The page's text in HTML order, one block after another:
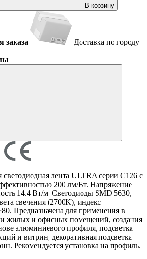
В корзину
заказа
Доставка по городу
лента ULTRA серии C126 с
200 лм/Вт. Напряжение
14.4 Вт/м. Светодиоды SMD 5630,
свечения (2700K), индекс
Предназначена для применения в
жилых и офисных помещений, создания
алюминиевого профиля, подсветка
и витрин, декоративная подсветка
Рекомендуется установка на профиль.